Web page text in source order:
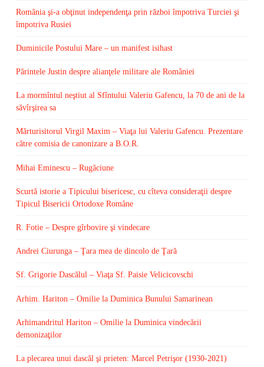
România şi-a obţinut independenţa prin război împotriva Turciei şi
împotriva Rusiei
Duminicile Postului Mare – un manifest isihast
Părintele Justin despre alianţele militare ale României
La mormîntul neştiut al Sfîntului Valeriu Gafencu, la 70 de ani de la
săvîrşirea sa
Mărturisitorul Virgil Maxim – Viaţa lui Valeriu Gafencu. Prezentare
către comisia de canonizare a B.O.R.
Mihai Eminescu – Rugăciune
Scurtă istorie a Tipicului bisericesc, cu cîteva consideraţii despre
Tipicul Bisericii Ortodoxe Române
R. Fotie – Despre gîrbovire şi vindecare
Andrei Ciurunga – Ţara mea de dincolo de Ţară
Sf. Grigorie Dascălul – Viaţa Sf. Paisie Velicicovschi
Arhim. Hariton – Omilie la Duminica Bunului Samarinean
Arhimandritul Hariton – Omilie la Duminica vindecării
demonizaţilor
La plecarea unui dascăl şi prieten: Marcel Petrişor (1930-2021)